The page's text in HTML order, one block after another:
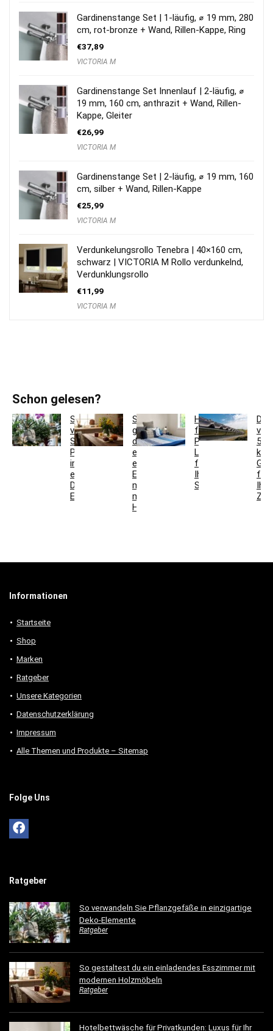
Gardinenstange Set | 1-läufig, ⌀ 19 mm, 280
cm, rot-bronze + Wand, Rillen-Kappe, Ring
€37,89
VICTORIA M
Gardinenstange Set Innenlauf | 2-läufig, ⌀
19 mm, 160 cm, anthrazit + Wand, Rillen-
Kappe, Gleiter
€26,99
VICTORIA M
Gardinenstange Set | 2-läufig, ⌀ 19 mm, 160
cm, silber + Wand, Rillen-Kappe
€25,99
VICTORIA M
Verdunkelungsrollo Tenebra | 40×160 cm,
schwarz | VICTORIA M Rollo verdunkelnd,
Verdunklungsrollo
€11,99
VICTORIA M
Schon gelesen?
So
verwandeln
Sie
Pflanzgefäße
in
einzigartige
Deko-
Elemente
So
gestaltest
du
ein
einladendes
Esszimmer
mit
modernen
Holzmöbeln
Hotelbettwäsche
für
Privatkunden:
Luxus
für
Ihr
Schlafzimmer
5
für
Ihr
Informationen
Startseite
Shop
Marken
Ratgeber
Unsere Kategorien
Datenschutzerklärung
Impressum
Alle Themen und Produkte – Sitemap
Folge Uns
Ratgeber
So verwandeln Sie Pflanzgefäße in einzigartige
Deko-Elemente
Ratgeber
So gestaltest du ein einladendes Esszimmer mit
modernen Holzmöbeln
Ratgeber
Hotelbettwäsche für Privatkunden: Luxus für Ihr